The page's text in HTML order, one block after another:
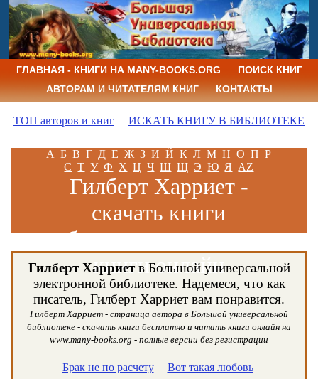
ГЛАВНАЯ - КНИГИ НА MANY-BOOKS.ORG
ПОИСК КНИГ
АВТОРАМ И ЧИТАТЕЛЯМ КНИГ
КОНТАКТЫ
ТОП авторов и книг ИСКАТЬ КНИГУ В БИБЛИОТЕКЕ
А Б В Г Д Е Ж З И Й К Л М Н О П Р
С Т У Ф Х Ц Ч Ш Щ Э Ю Я AZ
Гилберт Харриет -
скачать книги
бесплатно и читать
книги онлайн
Гилберт Харриетв Большой универсальной
электронной библиотеке. Надемеся, что как
писатель, Гилберт Харриет вам понравится.
Гилберт Харриет - страница автора в Большой универсальной
библиотеке - скачать книги бесплатно и читать книги онлайн на
www.many-books.org - полные версии без регистрации
Брак не по расчету Вот такая любовь